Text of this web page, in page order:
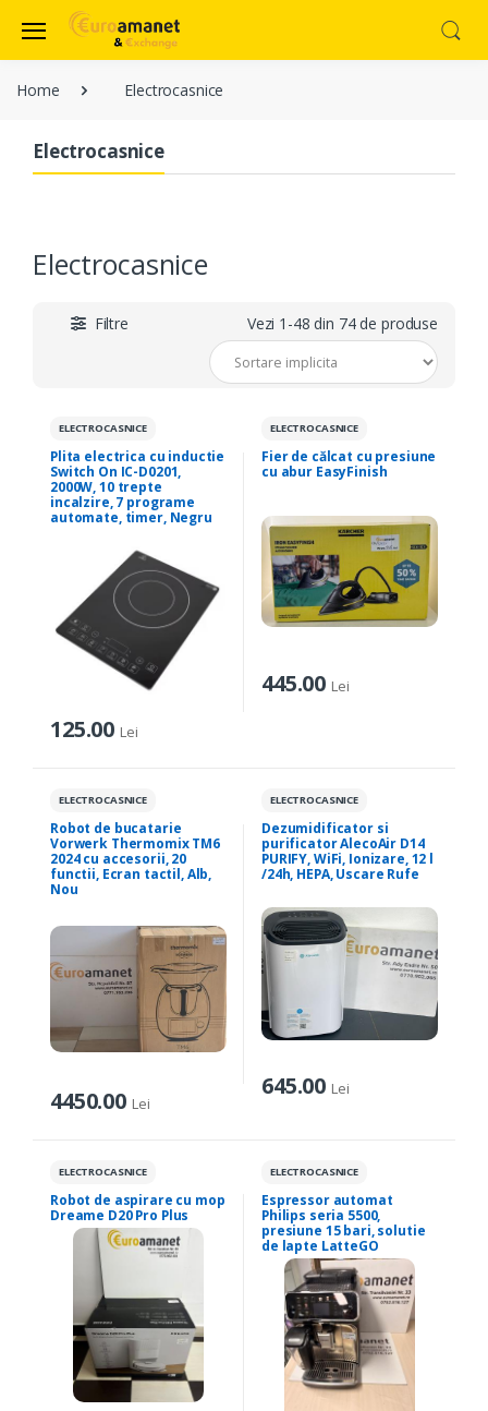
Home Electrocasnice
Electrocasnice
Electrocasnice
Filtre Vezi 1-48 din 74 de produse
ELECTROCASNICE
Plita electrica cu inductie
Switch On IC-D0201,
2000W, 10 trepte
incalzire, 7 programe
automate, timer, Negru
125.00 Lei
ELECTROCASNICE
Fier de călcat cu presiune
cu abur EasyFinish
445.00 Lei
ELECTROCASNICE
Robot de bucatarie
Vorwerk Thermomix TM6
2024 cu accesorii, 20
functii, Ecran tactil, Alb,
Nou
4450.00 Lei
ELECTROCASNICE
Dezumidificator si
purificator AlecoAir D14
PURIFY, WiFi, Ionizare, 12 l
/24h, HEPA, Uscare Rufe
645.00 Lei
ELECTROCASNICE
Robot de aspirare cu mop
Dreame D20 Pro Plus
ELECTROCASNICE
Espressor automat
Philips seria 5500,
presiune 15 bari, solutie
de lapte LatteGO